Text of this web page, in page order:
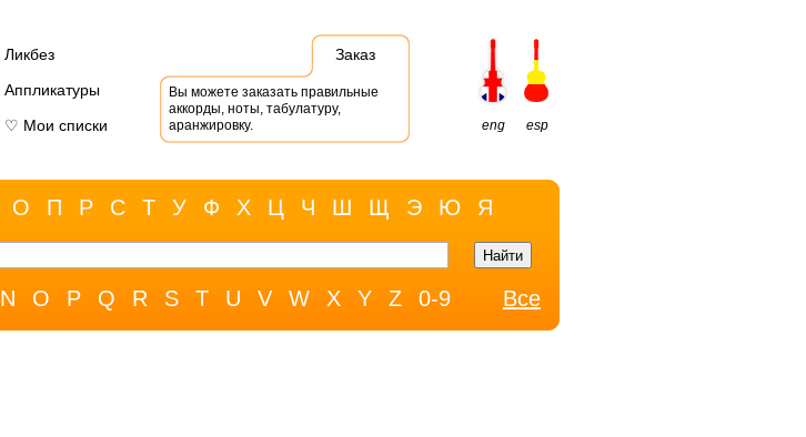
Ликбез
Аппликатуры
♡ Мои списки
Заказ
Вы можете заказать правильные
аккорды, ноты, табулатуру,
аранжировку.
eng esp
О П Р С Т У Ф Х Ц Ч Ш Щ Э Ю Я
N O P Q R S T U V W X Y Z 0-9 Все